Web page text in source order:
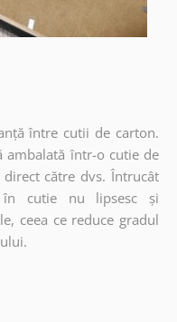
între cutii de carton.
ambalată într-o cutie de
către dvs. Întrucât
în cutie nu lipsesc și
ceea ce reduce gradul